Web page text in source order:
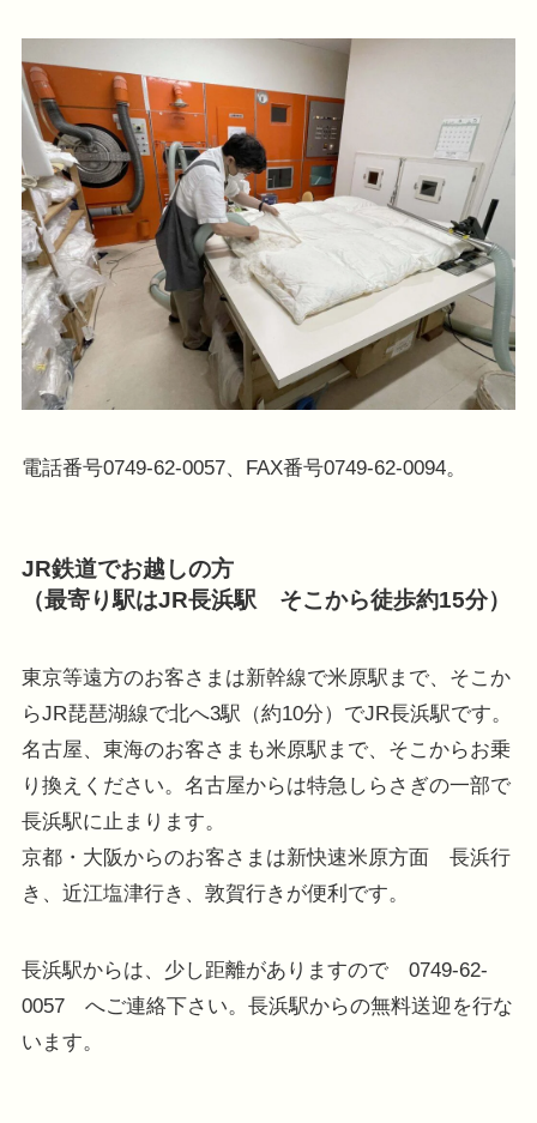
電話番号0749-62-0057、FAX番号0749-62-0094。
JR鉄道でお越しの方
（最寄り駅はJR長浜駅 そこから徒歩約15分）
東京等遠方のお客さまは新幹線で米原駅まで、そこか
らJR琵琶湖線で北へ3駅（約10分）でJR長浜駅です。
名古屋、東海のお客さまも米原駅まで、そこからお乗
り換えください。名古屋からは特急しらさぎの一部で
長浜駅に止まります。
京都・大阪からのお客さまは新快速米原方面 長浜行
き、近江塩津行き、敦賀行きが便利です。
長浜駅からは、少し距離がありますので 0749-62-
0057 へご連絡下さい。長浜駅からの無料送迎を行な
います。